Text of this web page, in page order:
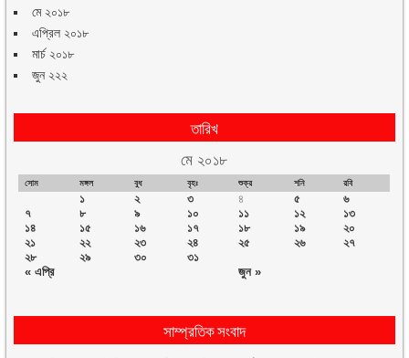
মে ২০১৮
এপ্রিল ২০১৮
মার্চ ২০১৮
জুন ২২২
তারিখ
মে ২০১৮
সোম মঙ্গল বুধ বৃহঃ শুক্র শনি রবি
« এপ্রি জুন »
১ ২ ৩ ৪ ৫
৬
৭
৮ ৯ ১০ ১১ ১২
১৩
১৪
১৫ ১৬ ১৭ ১৮ ১৯
২০
২১
২২ ২৩ ২৪ ২৫ ২৬
২৭
২৮
২৯ ৩০ ৩১
সাম্প্রতিক সংবাদ